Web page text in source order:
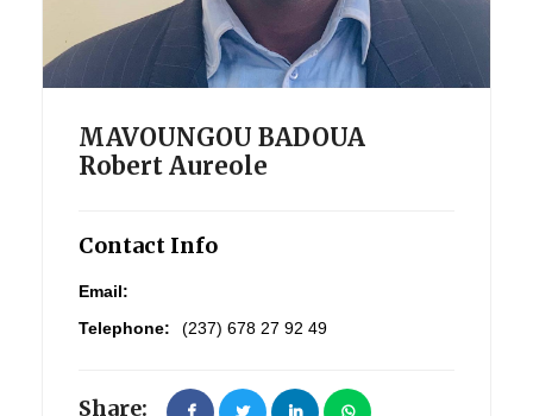
MAVOUNGOU BADOUA
Robert Aureole
Contact Info
Email:
Telephone:
(237) 678 27 92 49
Share: